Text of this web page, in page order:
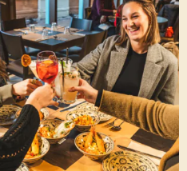
Russian